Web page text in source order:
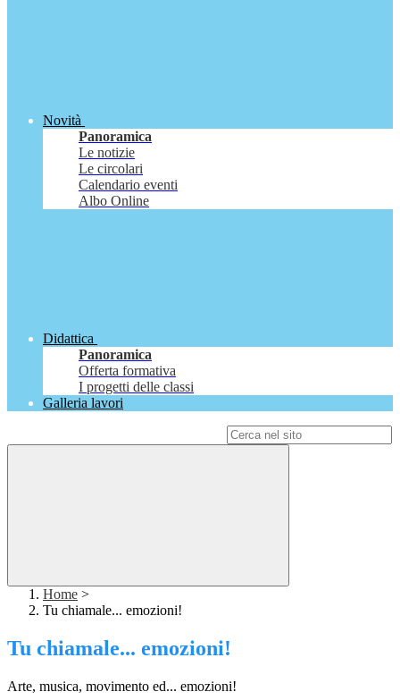
Novità
Panoramica
Le notizie
Le circolari
Calendario eventi
Albo Online
Didattica
Panoramica
Offerta formativa
I progetti delle classi
Galleria lavori
Home >
Tu chiamale... emozioni!
Tu chiamale... emozioni!
Arte, musica, movimento ed... emozioni!